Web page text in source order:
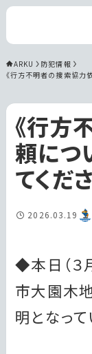
ARKU
防犯情報
《行方不明者の捜索協力
《行方
頼につ
てくだ
2026.03.19
◆本日（３
市大園木
明となって